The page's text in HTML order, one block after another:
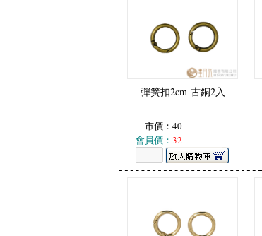
彈簧扣2cm-古銅2入
市價：40
會員價： 32